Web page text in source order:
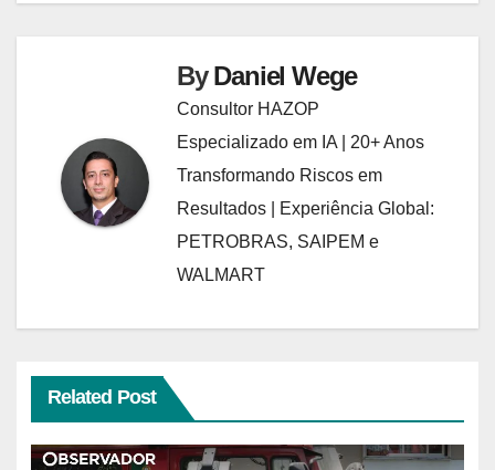
ByDaniel Wege
Consultor HAZOP
Especializado em IA | 20+ Anos
Transformando Riscos em
Resultados | Experiência Global:
PETROBRAS, SAIPEM e
WALMART
Related Post